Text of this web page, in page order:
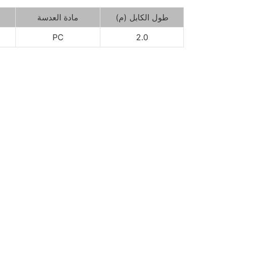
مادة العدسة
طول الكابل (م)
PC 2.0